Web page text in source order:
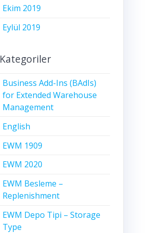
Ekim 2019
Eylül 2019
Kategoriler
Business Add-Ins (BAdIs)
for Extended Warehouse
Management
English
EWM 1909
EWM 2020
EWM Besleme –
Replenishment
EWM Depo Tipi – Storage
Type